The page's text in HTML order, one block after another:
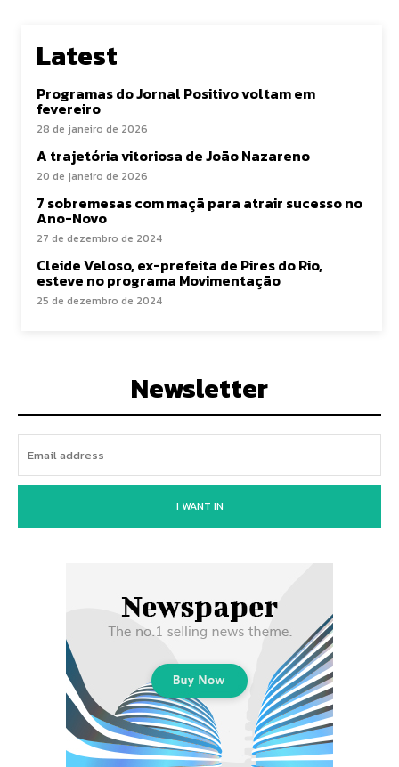
Latest
Programas do Jornal Positivo voltam em
fevereiro
28 de janeiro de 2026
A trajetória vitoriosa de João Nazareno
20 de janeiro de 2026
7 sobremesas com maçã para atrair sucesso no
Ano-Novo
27 de dezembro de 2024
Cleide Veloso, ex-prefeita de Pires do Rio,
esteve no programa Movimentação
25 de dezembro de 2024
Newsletter
I WANT IN